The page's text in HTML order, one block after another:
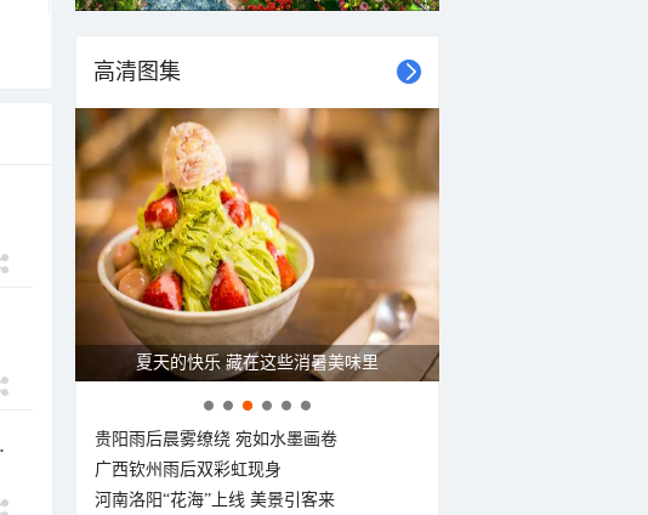
高清图集
夏天的快乐 藏在这些消暑美味里
贵阳雨后晨雾缭绕 宛如水墨画卷
广西钦州雨后双彩虹现身
河南洛阳“花海”上线 美景引客来